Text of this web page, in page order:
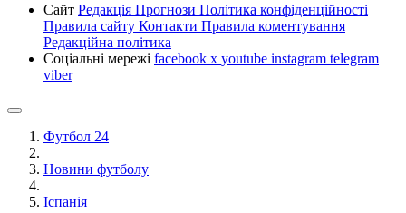
Сайт Редакція Прогнози Політика конфіденційності
Правила сайту Контакти Правила коментування
Редакційна політика
Соціальні мережі facebook x youtube instagram telegram
viber
Футбол 24
Новини футболу
Іспанія